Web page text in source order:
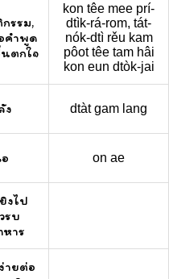
รรม,
คำพูด
ตกใจ
kon têe mee prí-
dtìk-rá-rom, tát-
nók-dtì rěu kam
pôot têe tam hâi
kon eun dtòk-jai
ง dtàt gam lang
on ae
งไป
รบ
หาร
ายต่อ